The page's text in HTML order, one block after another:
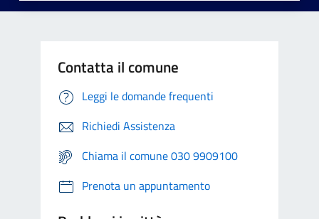
Contatta il comune
Leggi le domande frequenti
Richiedi Assistenza
Chiama il comune 030 9909100
Prenota un appuntamento